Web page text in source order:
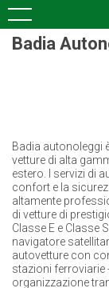
Badia
Badia autonoleggi
vetture di alta
estero. I servizi di
confort e la
altamente
di vetture di
Classe E e Classe
navigatore
autovetture con
stazioni ferroviarie
organizzazione